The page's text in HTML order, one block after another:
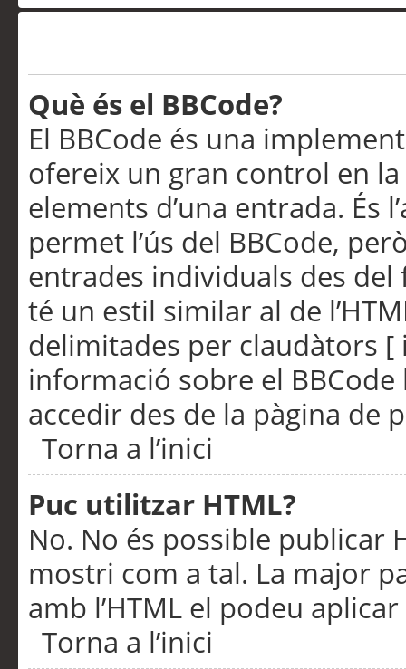
Què és el BBCode?
El BBCode és una
ofereix un gran control en
elements d’una entrada. És
permet l’ús del BBCode,
entrades individuals des
té un estil similar al de
delimitades per claudàtors [
informació sobre el
accedir des de la pàgina de
Torna a l’inici
Puc utilitzar HTML?
No. No és possible publicar
mostri com a tal. La major
amb l’HTML el podeu
Torna a l’inici